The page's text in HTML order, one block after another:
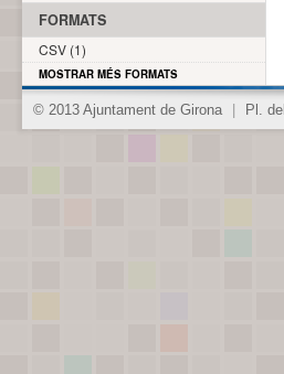
FORMATS
CSV (1)
MOSTRAR MÉS FORMATS
© 2013 Ajuntament de Girona Pl.